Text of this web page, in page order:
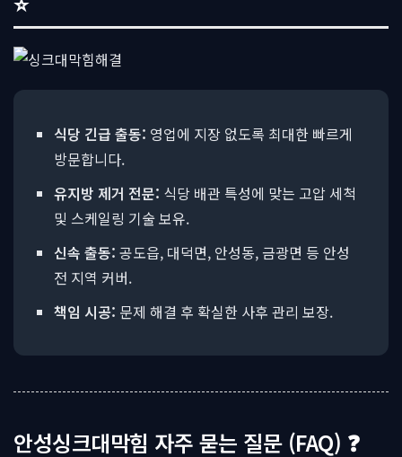
식당 긴급 출동: 영업에 지장 없도록 최대한 빠르게
방문합니다.
유지방 제거 전문: 식당 배관 특성에 맞는 고압 세척
및 스케일링 기술 보유.
신속 출동: 공도읍, 대덕면, 안성동, 금광면 등 안성
전 지역 커버.
책임 시공: 문제 해결 후 확실한 사후 관리 보장.
안성싱크대막힘 자주 묻는 질문 (FAQ) ❓